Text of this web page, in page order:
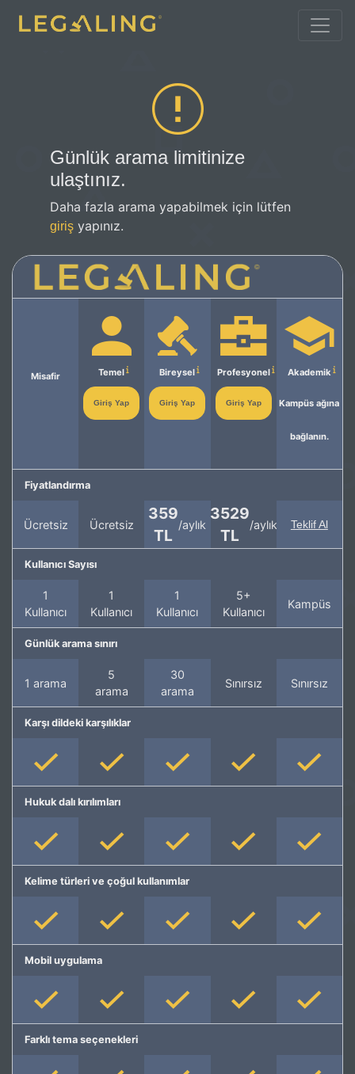
Günlük arama limitinize
ulaştınız.
Daha fazla arama yapabilmek için lütfen
giriş yapınız.
Misafir Temel
Giriş Yap
Bireysel
Giriş Yap
Profesyonel
Giriş Yap
Akademik
Kampüs ağına
bağlanın.
Fiyatlandırma
Ücretsiz Ücretsiz
359
TL
/aylık
3529
TL
/aylık Teklif Al
Kullanıcı Sayısı
1
Kullanıcı
1
Kullanıcı
1
Kullanıcı
5+
Kullanıcı
Kampüs
Günlük arama sınırı
1 arama
5
arama
30
arama
Sınırsız Sınırsız
Karşı dildeki karşılıklar
Hukuk dalı kırılımları
Kelime türleri ve çoğul kullanımlar
Mobil uygulama
Farklı tema seçenekleri